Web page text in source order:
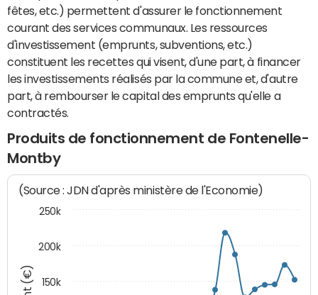
fêtes, etc.) permettent d'assurer le fonctionnement
courant des services communaux. Les ressources
d'investissement (emprunts, subventions, etc.)
constituent les recettes qui visent, d'une part, à financer
les investissements réalisés par la commune et, d'autre
part, à rembourser le capital des emprunts qu'elle a
contractés.
Produits de fonctionnement de Fontenelle-
Montby
(Source : JDN d'après ministère de l'Economie)
150k
200k
250k